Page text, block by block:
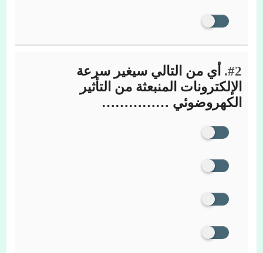
#2.
أي من التالي سيغير سرعة
الإلكترونات المنبعثة من التأثير
الكهروضوئي ……………